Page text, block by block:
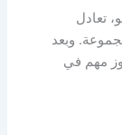
تعادل
المجموعة. وبعد
مهم في